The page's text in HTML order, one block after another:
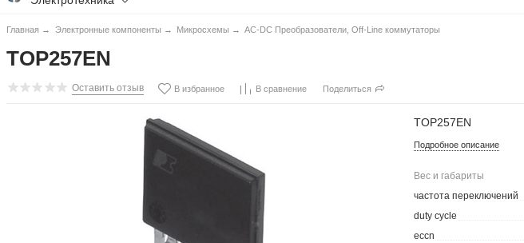
Главная → Электронные компоненты → Микросхемы → AC-DC Преобразователи, Off-Line коммутаторы
TOP257EN
Оставить отзыв В избранное В сравнение Поделиться
TOP257EN
Подробное описание
Вес и габариты
частота переключений
duty cycle
eccn